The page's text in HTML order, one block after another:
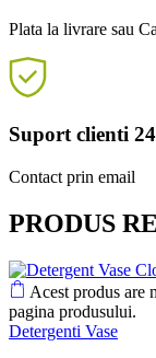
Plata la livrare sau
Suport clienti
Contact prin email
PRODUS
Acest produs are
pagina produsului.
Detergenti Vase